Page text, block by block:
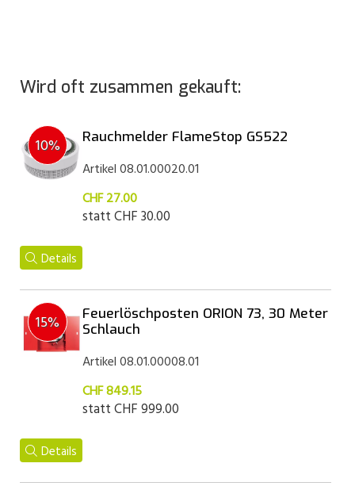
Wird oft zusammen gekauft:
Rauchmelder FlameStop GS522
Artikel 08.01.00020.01
CHF 27.00
stattCHF 30.00
10%
Details
Feuerlöschposten ORION 73, 30 Meter
Schlauch
Artikel 08.01.00008.01
CHF 849.15
stattCHF 999.00
15%
Details